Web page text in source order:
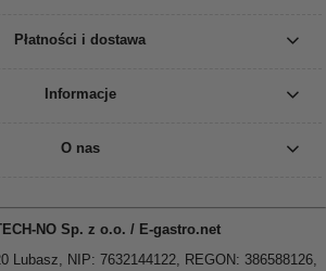
Płatności i dostawa
Informacje
O nas
NO Sp. z o.o. / E-gastro.net
Lubasz, NIP: 7632144122, REGON: 386588126,